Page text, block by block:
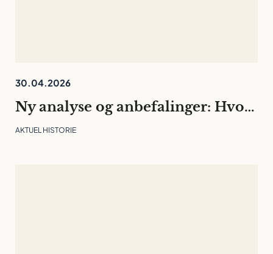
30.04.2026
Ny analyse og anbefalinger: Hvordan skal universiteterne bidrage til Danmarks sikkerhed?
AKTUEL HISTORIE